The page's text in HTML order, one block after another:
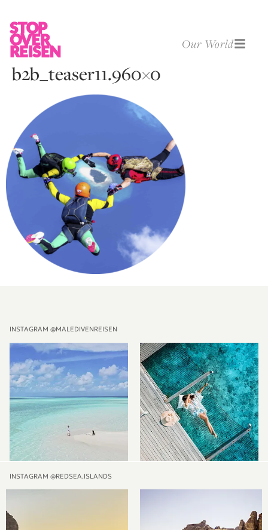
Our World
b2b_teaser11.960×0
INSTAGRAM @MALEDIVENREISEN
INSTAGRAM @REDSEA.ISLANDS